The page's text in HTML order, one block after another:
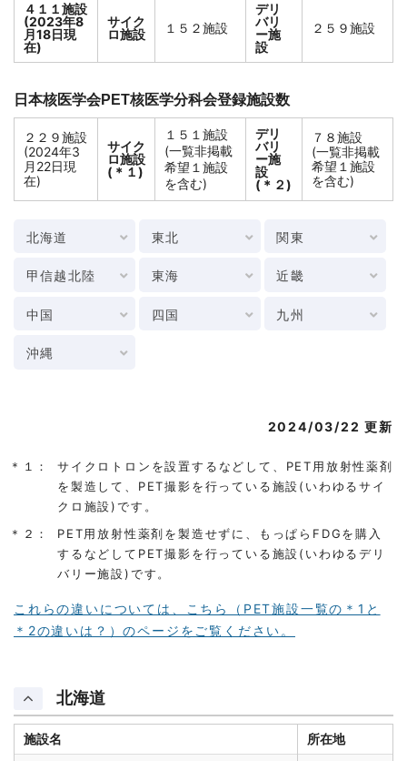
４１１施設
(2023年8
月18日現
在)
サイク
ロ施設
１５２施設
デリ
バリ
ー施
設
２５９施設
日本核医学会PET核医学分科会登録施設数
２２９施設
(2024年3
月22日現
在)
サイク
ロ施設
(＊１)
１５１施設
(一覧非掲載
希望１施設
を含む)
デリ
バリ
ー施
設
(＊２)
７８施設
(一覧非掲載
希望１施設
を含む)
北海道 東北 関東
甲信越北陸 東海 近畿
中国 四国 九州
沖縄
2024/03/22 更新
＊１：
サイクロトロンを設置するなどして、PET用放射性薬剤
を製造して、PET撮影を行っている施設(いわゆるサイ
クロ施設)です。
＊２：
PET用放射性薬剤を製造せずに、もっぱらFDGを購入
するなどしてPET撮影を行っている施設(いわゆるデリ
バリー施設)です。
これらの違いについては、こちら（PET施設一覧の＊1と
＊2の違いは？）のページをご覧ください。
北海道
施設名 所在地